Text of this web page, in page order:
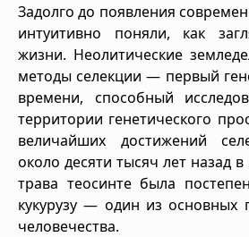
Задолго до появления
интуитивно поняли, как
жизни. Неолитические
методы селекции — первый
времени, способный
территории генетического
величайших достижений
около десяти тысяч лет назад
трава теосинте была
кукурузу — один из основных
человечества.